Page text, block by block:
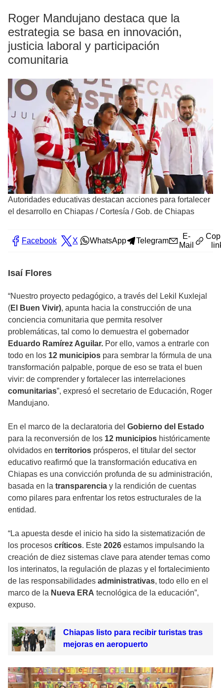
Roger Mandujano destaca que la
estrategia se basa en innovación,
justicia laboral y participación
comunitaria
Autoridades educativas destacan acciones para fortalecer
el desarrollo en Chiapas /Cortesía / Gob. de Chiapas
Facebook X WhatsApp Telegram
E-
Mail
Isaí Flores
“Nuestro proyecto pedagógico, a través del Lekil Kuxlejal
(El Buen Vivir), apunta hacia la construcción de una
conciencia comunitaria que permita resolver
problemáticas, tal como lo demuestra el gobernador
Eduardo Ramírez Aguilar. Por ello, vamos a entrarle con
todo en los 12 municipios para sembrar la fórmula de una
transformación palpable, porque de eso se trata el buen
vivir: de comprender y fortalecer las interrelaciones
comunitarias”, expresó el secretario de Educación, Roger
Mandujano.
En el marco de la declaratoria del Gobierno del Estado
para la reconversión de los 12 municipios históricamente
olvidados en territorios prósperos, el titular del sector
educativo reafirmó que la transformación educativa en
Chiapas es una convicción profunda de su administración,
basada en la transparencia y la rendición de cuentas
como pilares para enfrentar los retos estructurales de la
entidad.
“La apuesta desde el inicio ha sido la sistematización de
los procesos críticos. Este 2026 estamos impulsando la
creación de diez sistemas clave para atender temas como
los interinatos, la regulación de plazas y el fortalecimiento
de las responsabilidades administrativas, todo ello en el
marco de la Nueva ERA tecnológica de la educación”,
expuso.
Chiapas listo para recibir turistas tras
mejoras en aeropuerto